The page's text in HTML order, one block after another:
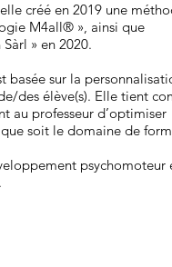
créé en 2019 une
M4all® », ainsi que
» en 2020.
basée sur la
des élève(s). Elle tient
au professeur d’optimiser
soit le domaine de
psychomoteur